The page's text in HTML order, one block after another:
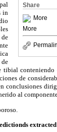
Share
More
More
in
tibial
de
conclusiones
al